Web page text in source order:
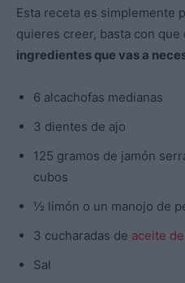
Esta receta es simplemente
quieres creer, basta con que
ingredientes que vas a
6 alcachofas medianas
3 dientes de ajo
125 gramos de jamón
cubos
½ limón o un manojo de
3 cucharadas de aceite
Sal